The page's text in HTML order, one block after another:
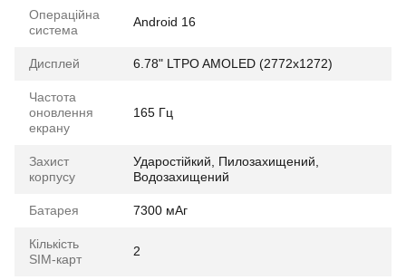
Операційна
система
Android 16
Дисплей 6.78" LTPO AMOLED (2772x1272)
Частота
оновлення
екрану
165 Гц
Захист
корпусу
Ударостійкий, Пилозахищений,
Водозахищений
Батарея 7300 мАг
Кількість
SIM-карт
2